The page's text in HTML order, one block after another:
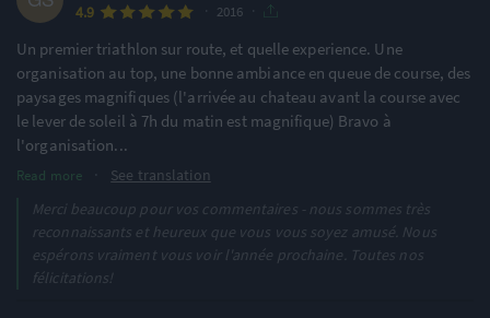
4.9 2016
Un premier triathlon sur route, et quelle experience. Une
organisation au top, une bonne ambiance en queue de course, des
paysages magnifiques (l'arrivée au chateau avant la course avec
le lever de soleil à 7h du matin est magnifique) Bravo à
l'organisation...
Read more
See translation
Merci beaucoup pour vos commentaires - nous sommes très
reconnaissants et heureux que vous vous soyez amusé. Nous
espérons vraiment vous voir l'année prochaine. Toutes nos
félicitations!